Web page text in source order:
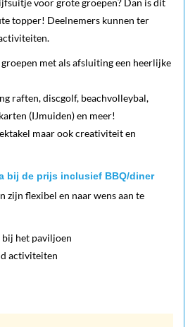
voor grote groepen? Dan is dit
topper! Deelnemers kunnen ter
met als afsluiting een heerlijke
raften, discgolf, beachvolleybal,
(IJmuiden) en meer!
maar ook creativiteit en
bij de prijs inclusief BBQ/diner
zijn flexibel en naar wens aan te
het paviljoen
activiteiten